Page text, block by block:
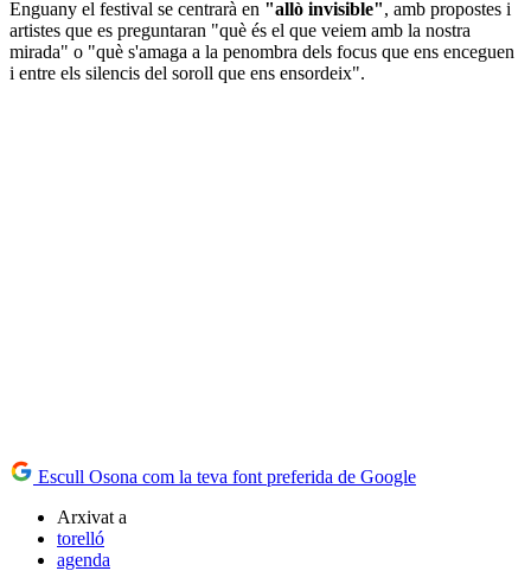
Enguany el festival se centrarà en "allò invisible", amb propostes i
artistes que es preguntaran "què és el que veiem amb la nostra
mirada" o "què s'amaga a la penombra dels focus que ens enceguen
i entre els silencis del soroll que ens ensordeix".
Escull Osona com la teva font preferida de Google
Arxivat a
torelló
agenda